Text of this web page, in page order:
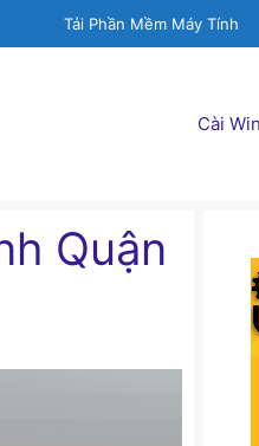
Tải Phần Mềm Máy Tính
Cài
Quận